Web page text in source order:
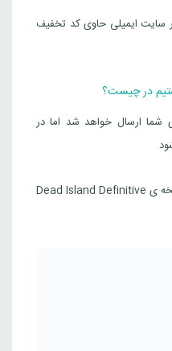
سایت ایمیلی حاوی کد تخفیف
ارسال خواهد شد اما در
توجه داشته باشید که بین این دو نسخه ی Dead Island Definitive